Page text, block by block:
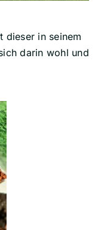
dieser in seinem
darin wohl und